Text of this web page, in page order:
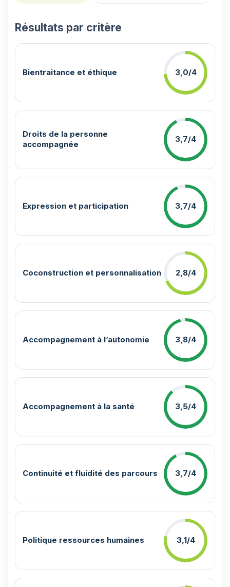
Résultats par critère
Bientraitance et éthique 3,0/4
Droits de la personne
accompagnée
3,7/4
Expression et participation 3,7/4
Coconstruction et personnalisation 2,8/4
Accompagnement à l’autonomie 3,8/4
Accompagnement à la santé 3,5/4
Continuité et fluidité des parcours 3,7/4
Politique ressources humaines 3,1/4